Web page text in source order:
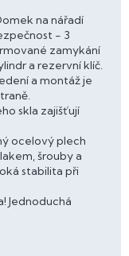
na nářadí
- 3
zamykání
a rezervní klíč.
a montáž je
skla zajišťují
ocelový plech
šrouby a
stabilita při
Jednoduchá